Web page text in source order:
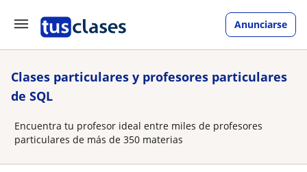
Anunciarse
Clases particulares y profesores particulares
de SQL
Encuentra tu profesor ideal entre miles de profesores
particulares de más de 350 materias